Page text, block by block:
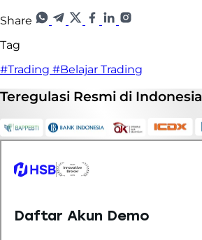
Share
Tag
#Trading #Belajar Trading
Teregulasi Resmi di Indonesia